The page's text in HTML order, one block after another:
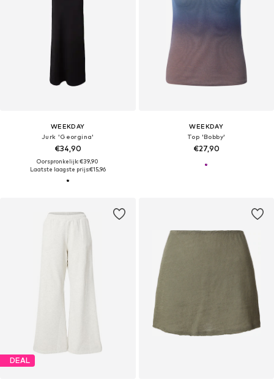
WEEKDAY
Jurk 'Georgina'
€34,90
Oorspronkelijk: €39,90
Laatste laagste prijs:€15,96
WEEKDAY
Top 'Bobby'
€27,90
DEAL